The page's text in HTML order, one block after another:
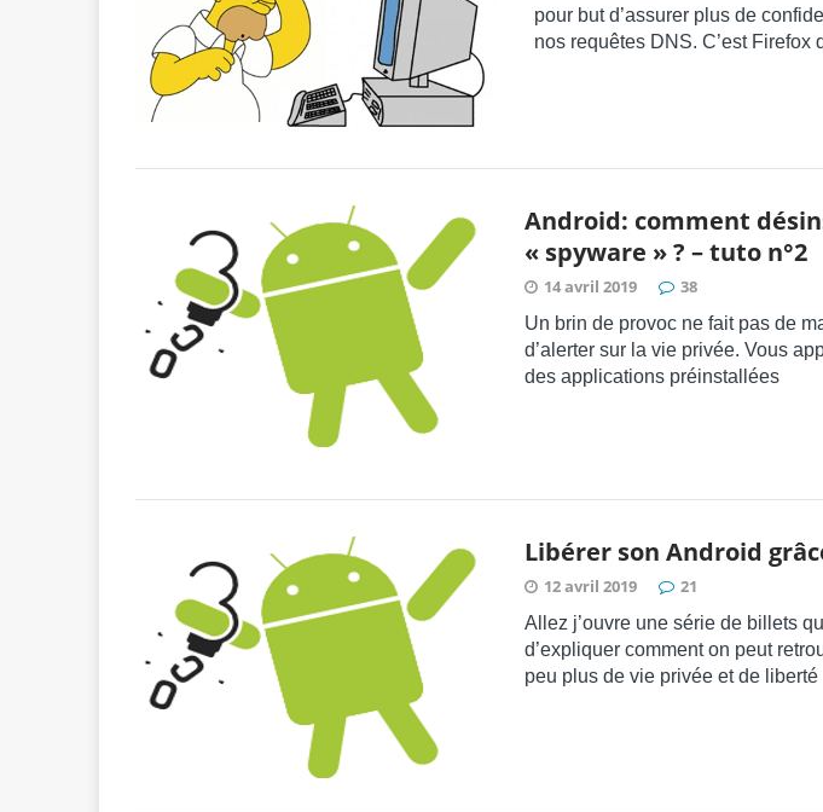
pour but d’assurer plus de
nos requêtes DNS. C’est Firefox
Android: comment
« spyware » ? – tuto n°2
14 avril 2019 38
Un brin de provoc ne fait pas de
d’alerter sur la vie privée. Vous
des applications préinstallées
Libérer son Android
12 avril 2019 21
Allez j’ouvre une série de billets
d’expliquer comment on peut
peu plus de vie privée et de liberté